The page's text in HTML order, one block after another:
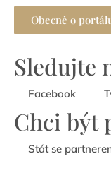
Obecně o
Sledujte
Facebook
Chci být
Stát se